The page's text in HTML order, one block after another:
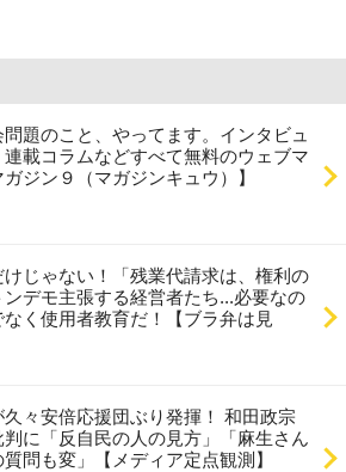
題のこと、やってます。インタビュ
連載コラムなどすべて無料のウェブマ
ジン９（マガジンキュウ）】
じゃない！「残業代請求は、権利の
デモ主張する経営者たち...必要なの
なく使用者教育だ！【ブラ弁は見
々安倍応援団ぶり発揮！ 和田政宗
に「反自民の人の見方」「麻生さん
問も変」【メディア定点観測】